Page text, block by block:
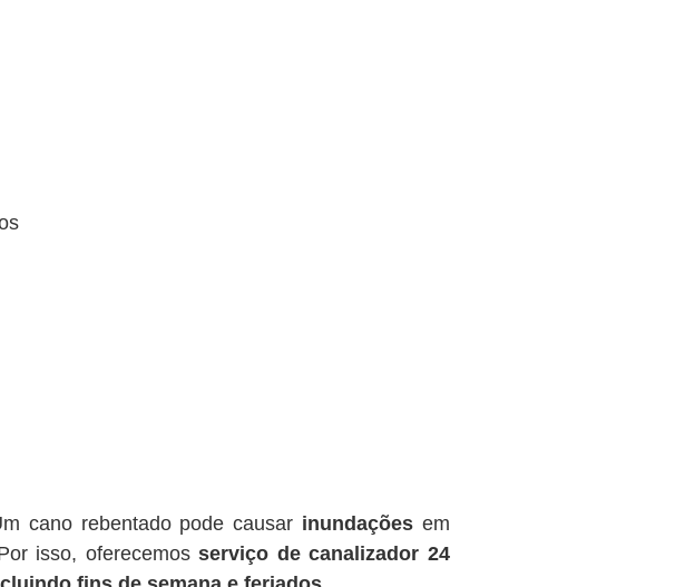
cano rebentado pode causar inundações em
isso, oferecemosserviço de canalizador 24